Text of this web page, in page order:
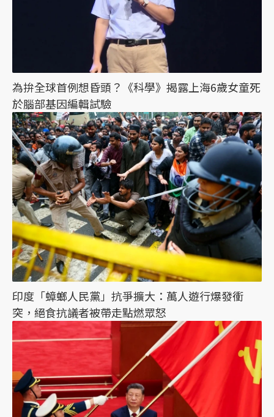
為拚全球首例想昏頭？《科學》揭露上海6歲女童死
於腦部基因編輯試驗
印度「蟑螂人民黨」抗爭擴大：萬人遊行爆發衝
突，絕食抗議者被帶走點燃眾怒